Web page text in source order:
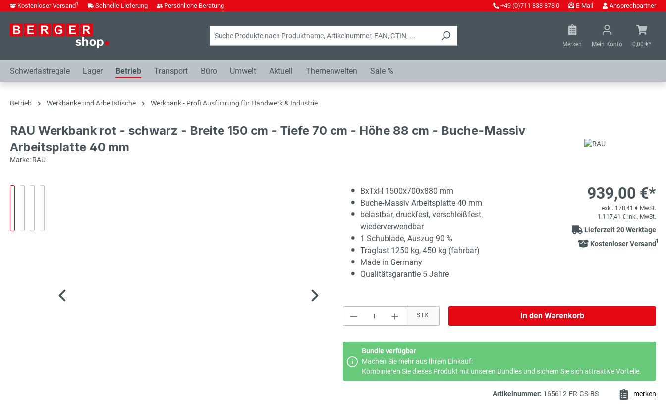
Zur Hauptnavigation springen
Kostenloser Versand1 Schnelle Lieferung Persönliche Beratung +49 (0)711 838 878 0 E-Mail Ansprechpartner
Merken Mein Konto 0,00 €*
Schwerlastregale Lager Betrieb Transport Büro Umwelt Aktuell Themenwelten Sale %
Betrieb Werkbänke und Arbeitstische Werkbank - Profi Ausführung für Handwerk & Industrie
RAU Werkbank rot - schwarz - Breite 150 cm - Tiefe 70 cm - Höhe 88 cm - Buche-Massiv
Arbeitsplatte 40 mm
Marke: RAU
BxTxH 1500x700x880 mm
Buche-Massiv Arbeitsplatte 40 mm
belastbar, druckfest, verschleißfest,
wiederverwendbar
1 Schublade, Auszug 90 %
Traglast 1250 kg, 450 kg (fahrbar)
Made in Germany
Qualitätsgarantie 5 Jahre
939,00 €*
exkl. 178,41 € MwSt.
1.117,41 € inkl. MwSt.
Lieferzeit 20 Werktage
Kostenloser Versand1
Produkt Anzahl: Gib den gewünschten Wert ein oder
STK In den Warenkorb
Bundle verfügbar
Machen Sie mehr aus Ihrem Einkauf:
Kombinieren Sie dieses Produkt mit unseren Bundles und sichern Sie sich attraktive Vorteile.
Artikelnummer: 165612-FR-GS-BS merken